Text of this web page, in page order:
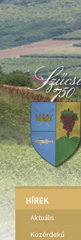
Deprecated: Function
Deprecated: Function
Deprecated: Function
HÍREK
Aktuális
Közérdekű